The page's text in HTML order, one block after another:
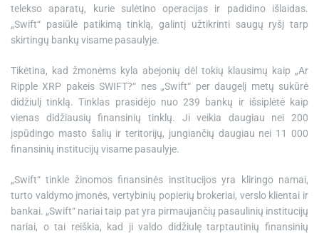
telekso aparatų, kurie sulėtino operacijas ir padidino išlaidas.
„Swift“ pasiūlė patikimą tinklą, galintį užtikrinti saugų ryšį tarp
skirtingų bankų visame pasaulyje.
Tikėtina, kad žmonėms kyla abejonių dėl tokių klausimų kaip „Ar
Ripple XRP pakeis SWIFT?“ nes „Swift“ per daugelį metų sukūrė
didžiulį tinklą. Tinklas prasidėjo nuo 239 bankų ir išsiplėtė kaip
vienas didžiausių finansinių tinklų. Ji veikia daugiau nei 200
įspūdingo masto šalių ir teritorijų, jungiančių daugiau nei 11 000
finansinių institucijų visame pasaulyje.
„Swift“ tinkle žinomos finansinės institucijos yra kliringo namai,
turto valdymo įmonės, vertybinių popierių brokeriai, verslo klientai ir
bankai. „Swift“ nariai taip pat yra pirmaujančių pasaulinių institucijų
nariai, o tai reiškia, kad ji valdo didžiulę tarptautinių finansinių